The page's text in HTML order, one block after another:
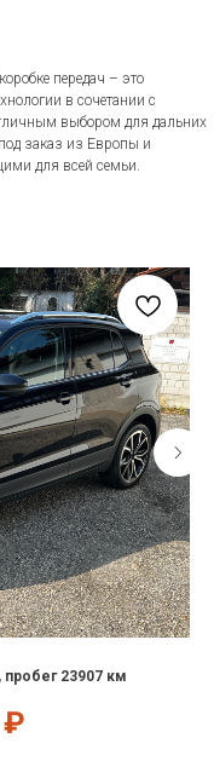
передач – это
в сочетании с
выбором для дальних
заказ из Европы и
для всей семьи.
23907 км
₽